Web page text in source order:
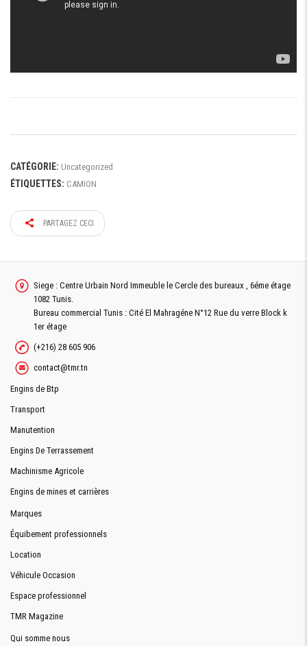
CATÉGORIE: Uncategorized
ÉTIQUETTES: CAMION
PARTAGEZ CECI
Siege : Centre Urbain Nord Immeuble le Cercle des bureaux , 6éme étage
1082 Tunis.
Bureau commercial Tunis : Cité El Mahragéne N°12 Rue du verre Block k
1er étage
(+216) 28 605 906
contact@tmr.tn
Engins de Btp
Transport
Manutention
Engins De Terrassement
Machinisme Agricole
Engins de mines et carrières
Marques
Équibement professionnels
Location
Véhicule Occasion
Espace professionnel
TMR Magazine
Qui somme nous